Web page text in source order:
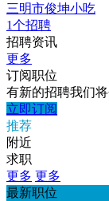
三明市俊坤小吃
1个招聘
招聘资讯
更多
订阅职位
有新的招聘我们
立即订阅
推荐
附近
求职
更多 更多
最新职位